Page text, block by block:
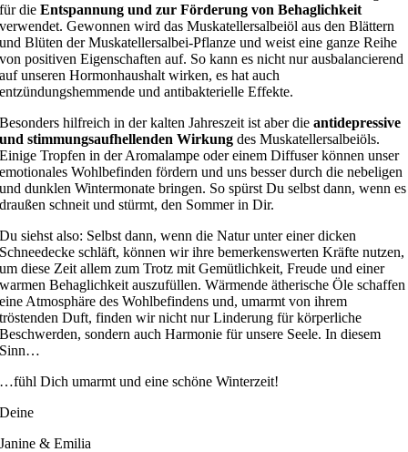
für dieEntspannung und zur Förderung von Behaglichkeit
verwendet. Gewonnen wird das Muskatellersalbeiöl aus den Blättern
und Blüten der Muskatellersalbei-Pflanze und weist eine ganze Reihe
von positiven Eigenschaften auf. So kann es nicht nur ausbalancierend
auf unseren Hormonhaushalt wirken, es hat auch
entzündungshemmende und antibakterielle Effekte.
Besonders hilfreich in der kalten Jahreszeit ist aber dieantidepressive
und stimmungsaufhellenden Wirkung des Muskatellersalbeiöls.
Einige Tropfen in der Aromalampe oder einem Diffuser können unser
emotionales Wohlbefinden fördern und uns besser durch die nebeligen
und dunklen Wintermonate bringen. So spürst Du selbst dann, wenn es
draußen schneit und stürmt, den Sommer in Dir.
Du siehst also: Selbst dann, wenn die Natur unter einer dicken
Schneedecke schläft, können wir ihre bemerkenswerten Kräfte nutzen,
um diese Zeit allem zum Trotz mit Gemütlichkeit, Freude und einer
warmen Behaglichkeit auszufüllen. Wärmende ätherische Öle schaffen
eine Atmosphäre des Wohlbefindens und, umarmt von ihrem
tröstenden Duft, finden wir nicht nur Linderung für körperliche
Beschwerden, sondern auch Harmonie für unsere Seele. In diesem
Sinn…
…fühl Dich umarmt und eine schöne Winterzeit!
Deine
Janine & Emilia